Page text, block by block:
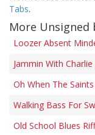
Tabs.
More Unsigned
Loozer Absent
Jammin With
Oh When The
Walking Bass For
Old School Blues